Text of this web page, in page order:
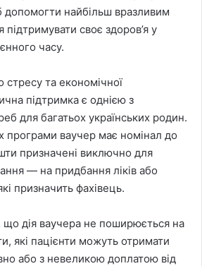
допомогти найбільш вразливим
своє здоров’я у
часу.
стресу та економічної
підтримка є однією з
для багатьох українських родин.
програми ваучер має номінал до
призначені виключно для
— на придбання ліків або
призначить фахівець.
що дія ваучера не поширюється на
які пацієнти можуть отримати
або з невеликою доплатою від